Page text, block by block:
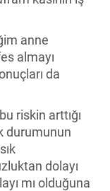
anne
almayı
da
riskin arttığı
durumunun
dolayı
mı olduğuna